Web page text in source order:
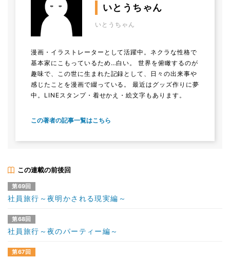
いとうちゃん
いとうちゃん
漫画・イラストレーターとして活躍中。ネクラな性格で
基本家にこもっているため…白い。 世界を俯瞰するのが
趣味で、この世に生まれた記録として、日々の出来事や
感じたことを漫画で綴っている。 最近はグッズ作りに夢
中。LINEスタンプ・着せかえ・絵文字もあります。
この著者の記事一覧はこちら
この連載の前後回
第69回
社員旅行～夜明かされる現実編～
第68回
社員旅行～夜のパーティー編～
第67回